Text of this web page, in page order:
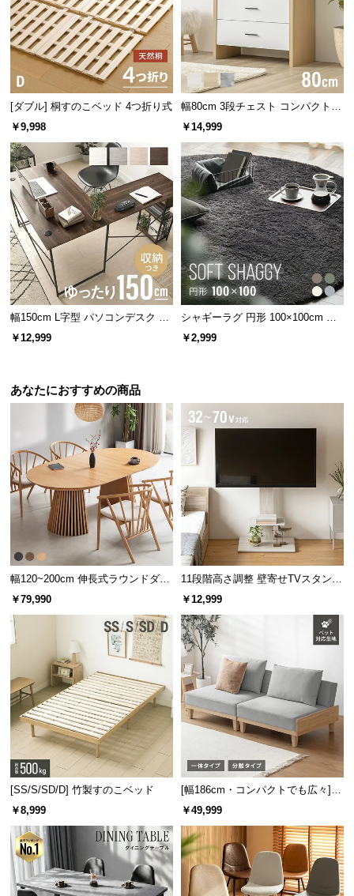
キ
ャ
ン
セ
ル
に
て
保
証
に
つ
い
て
会
員
に
て
ポ
ー
ト
知
ら
せ
ブ
ロ
企
業
伝統と信頼のデンマークデザイン
家具づくりの長い歴史を持つデンマーク。家具の本
場にて丁寧に作り上げられたこだわりの一台です。
シリーズで揃えてトータ
ルコーデ
同シリーズの家具で揃えることで空間に統一性
が生まれ、すっきりとまとまった印象のお部屋
になります。
[ダブル] 桐すのこベッド 4つ折り式
￥9,998
幅80cm 3段チェスト コンパクトで
もたっぷり収納 木目調/モルタル調
￥14,999
幅150cm L字型 パソコンデスク ワ
ークデスク サイド組替可能 コーナ
￥12,999
シャギーラグ 円形 100×100cm 洗
える 防音 防ダニ 抗菌防臭 滑り止
￥2,999
あなたにおすすめの商品
幅120~200cm 伸長式ラウンドダイ
ニングテーブル 6人掛け 天然木突
￥79,990
11段階高さ調整 壁寄せTVスタンド
キャスター付き 上下左右角度調節
￥12,999
[SS/S/SD/D] 竹製すのこベッド
￥8,999
[幅186cm・コンパクトでも広々] 3
人掛けソファベッド リクライニン
￥49,999